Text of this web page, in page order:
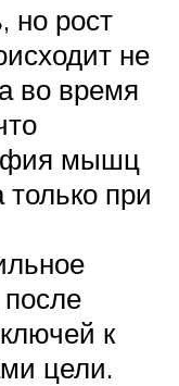
но рост
не
во время
мышц
при
к
цели.